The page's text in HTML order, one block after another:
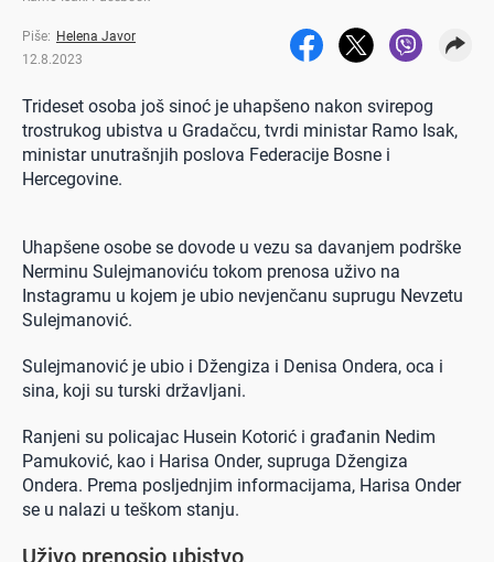
Piše: Helena Javor
12.8.2023
Trideset osoba još sinoć je uhapšeno nakon svirepog
trostrukog ubistva u Gradačcu, tvrdi ministar Ramo Isak,
ministar unutrašnjih poslova Federacije Bosne i
Hercegovine.
Uhapšene osobe se dovode u vezu sa davanjem podrške
Nerminu Sulejmanoviću tokom prenosa uživo na
Instagramu u kojem je ubio nevjenčanu suprugu Nevzetu
Sulejmanović.
Sulejmanović je ubio i Džengiza i Denisa Ondera, oca i
sina, koji su turski državljani.
Ranjeni su policajac Husein Kotorić i građanin Nedim
Pamuković, kao i Harisa Onder, supruga Džengiza
Ondera. Prema posljednjim informacijama, Harisa Onder
se u nalazi u teškom stanju.
Uživo prenosio ubistvo